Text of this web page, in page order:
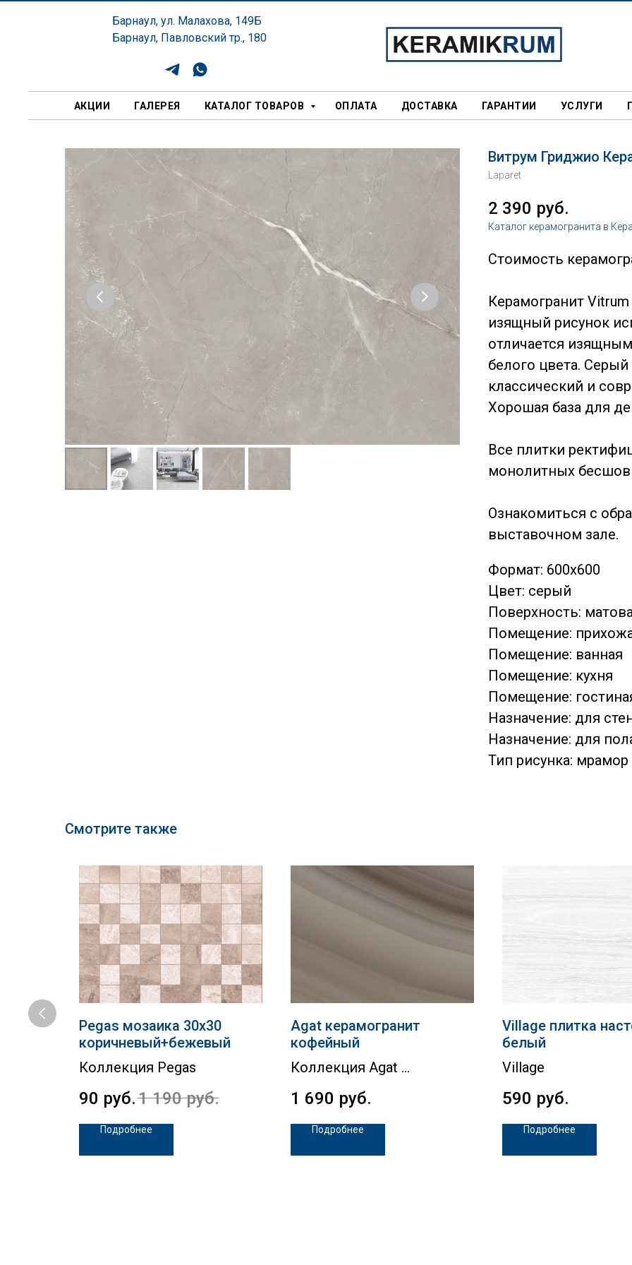
Барнаул, ул. Малахова, 149Б
Барнаул, Павловский тр., 180
АКЦИИ ГАЛЕРЕЯ КАТАЛОГ ТОВАРОВ ОПЛАТА ДОСТАВКА ГАРАНТИИ УСЛУГИ
Витрум Гриджио
Laparet
2 390 руб.
Каталог керамогранита в
Стоимость
Керамогранит
изящный рисунок
отличается
белого цвета.
классический и
Хорошая база для
Все плитки
монолитных
Ознакомиться с
выставочном зале.
Формат: 600x600
Цвет: серый
Поверхность:
Помещение:
Помещение: ванная
Помещение: кухня
Помещение:
Назначение: для
Назначение: для
Тип рисунка: мрамор
Смотрите также
Pegas мозаика 30х30
коричневый+бежевый
Коллекция Pegas
90 руб.1 190 руб.
Подробнее
Agat керамогранит
кофейный
Коллекция Agat
1 690 руб.
Подробнее
Village плитка
белый
Village
590 руб.
Подробнее